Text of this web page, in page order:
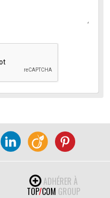
ADHÉRER À
TOP/COM GROUP